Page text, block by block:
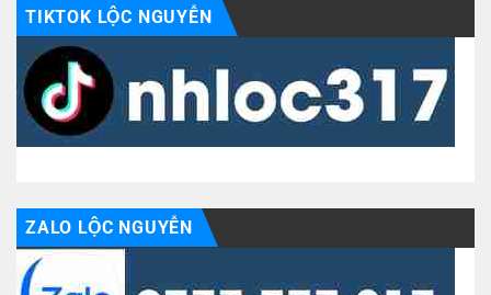
TIKTOK LỘC NGUYỄN
ZALO LỘC NGUYỄN